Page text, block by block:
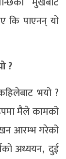
कि पाएनन् यो
?
भयो ?
मैले कामको
आरम्भ गरेको
अध्ययन, दुई